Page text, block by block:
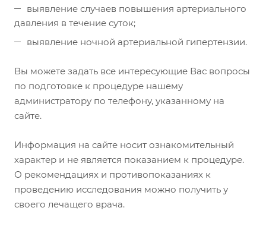
выявление случаев повышения артериального
давления в течение суток;
выявление ночной артериальной гипертензии.
Вы можете задать все интересующие Вас вопросы
по подготовке к процедуре нашему
администратору по телефону, указанному на
сайте.
Информация на сайте носит ознакомительный
характер и не является показанием к процедуре.
О рекомендациях и противопоказаниях к
проведению исследования можно получить у
своего лечащего врача.